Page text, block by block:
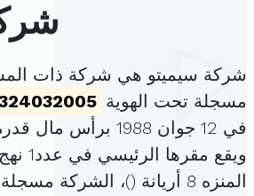
شركة سيميتو هي شركة ذات
مسجلة تحت الهوية
في 12 جوان 1988 برأس مال قدره
ويقع
المنزه 8 أريانة (
)، الشركة